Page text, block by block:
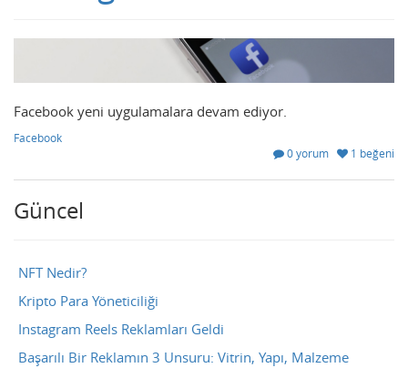
Facebook yeni uygulamalara devam ediyor.
Facebook
0 yorum
1 beğeni
Güncel
NFT Nedir?
Kripto Para Yöneticiliği
Instagram Reels Reklamları Geldi
Başarılı Bir Reklamın 3 Unsuru: Vitrin, Yapı, Malzeme